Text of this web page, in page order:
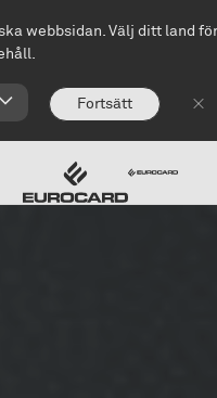
webbsidan. Välj ditt land
Fortsätt